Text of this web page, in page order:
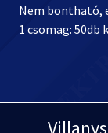
Nem bontható,
1 csomag: